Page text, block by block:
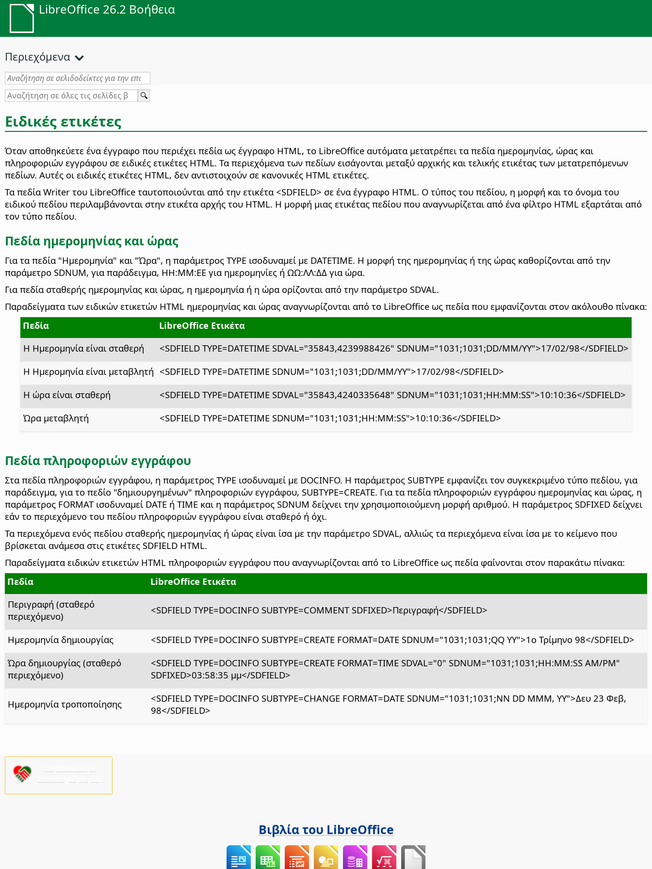
LibreOffice 26.2 Βοήθεια
Περιεχόμενα
Ειδικές ετικέτες
Όταν αποθηκεύετε ένα έγγραφο που περιέχει πεδία ως έγγραφο HTML, το LibreOffice αυτόματα μετατρέπει τα πεδία ημερομηνίας, ώρας και
πληροφοριών εγγράφου σε ειδικές ετικέτες HTML. Τα περιεχόμενα των πεδίων εισάγονται μεταξύ αρχικής και τελικής ετικέτας των μετατρεπόμενων
πεδίων. Αυτές οι ειδικές ετικέτες HTML, δεν αντιστοιχούν σε κανονικές HTML ετικέτες.
Τα πεδία Writer του LibreOffice ταυτοποιούνται από την ετικέτα <SDFIELD> σε ένα έγγραφο HTML. Ο τύπος του πεδίου, η μορφή και το όνομα του
ειδικού πεδίου περιλαμβάνονται στην ετικέτα αρχής του HTML. Η μορφή μιας ετικέτας πεδίου που αναγνωρίζεται από ένα φίλτρο HTML εξαρτάται από
τον τύπο πεδίου.
Πεδία ημερομηνίας και ώρας
Για τα πεδία "Ημερομηνία" και "Ώρα", η παράμετρος TYPE ισοδυναμεί με DATETIME. Η μορφή της ημερομηνίας ή της ώρας καθορίζονται από την
παράμετρο SDNUM, για παράδειγμα, ΗΗ:ΜΜ:ΕΕ για ημερομηνίες ή ΩΩ:ΛΛ:ΔΔ για ώρα.
Για πεδία σταθερής ημερομηνίας και ώρας, η ημερομηνία ή η ώρα ορίζονται από την παράμετρο SDVAL.
Παραδείγματα των ειδικών ετικετών HTML ημερομηνίας και ώρας αναγνωρίζονται από το LibreOffice ως πεδία που εμφανίζονται στον ακόλουθο πίνακα:
Πεδία
LibreOffice Ετικέτα
Η Ημερομηνία είναι σταθερή
<SDFIELD TYPE=DATETIME SDVAL="35843,4239988426" SDNUM="1031;1031;DD/MM/YY">17/02/98</SDFIELD>
Η Ημερομηνία είναι μεταβλητή <SDFIELD TYPE=DATETIME SDNUM="1031;1031;DD/MM/YY">17/02/98</SDFIELD>
Η ώρα είναι σταθερή
<SDFIELD TYPE=DATETIME SDVAL="35843,4240335648" SDNUM="1031;1031;HH:MM:SS">10:10:36</SDFIELD>
Ώρα μεταβλητή
<SDFIELD TYPE=DATETIME SDNUM="1031;1031;HH:MM:SS">10:10:36</SDFIELD>
Πεδία πληροφοριών εγγράφου
Στα πεδία πληροφοριών εγγράφου, η παράμετρος TYPE ισοδυναμεί με DOCINFO. Η παράμετρος SUBTYPE εμφανίζει τον συγκεκριμένο τύπο πεδίου, για
παράδειγμα, για το πεδίο "δημιουργημένων" πληροφοριών εγγράφου, SUBTYPE=CREATE. Για τα πεδία πληροφοριών εγγράφου ημερομηνίας και ώρας, η
παράμετρος FORMAT ισοδυναμεί DATE ή TIME και η παράμετρος SDNUM δείχνει την χρησιμοποιούμενη μορφή αριθμού. Η παράμετρος SDFIXED δείχνει
εάν το περιεχόμενο του πεδίου πληροφοριών εγγράφου είναι σταθερό ή όχι.
Τα περιεχόμενα ενός πεδίου σταθερής ημερομηνίας ή ώρας είναι ίσα με την παράμετρο SDVAL, αλλιώς τα περιεχόμενα είναι ίσα με το κείμενο που
βρίσκεται ανάμεσα στις ετικέτες SDFIELD HTML.
Παραδείγματα ειδικών ετικετών HTML πληροφοριών εγγράφου που αναγνωρίζονται από το LibreOffice ως πεδία φαίνονται στον παρακάτω πίνακα:
Πεδία
LibreOffice Ετικέτα
Περιγραφή (σταθερό
περιεχόμενο)
<SDFIELD TYPE=DOCINFO SUBTYPE=COMMENT SDFIXED>Περιγραφή</SDFIELD>
Ημερομηνία δημιουργίας
<SDFIELD TYPE=DOCINFO SUBTYPE=CREATE FORMAT=DATE SDNUM="1031;1031;QQ YY">1ο Τρίμηνο 98</SDFIELD>
Ώρα δημιουργίας (σταθερό
περιεχόμενο)
<SDFIELD TYPE=DOCINFO SUBTYPE=CREATE FORMAT=TIME SDVAL="0" SDNUM="1031;1031;HH:MM:SS AM/PM"
SDFIXED>03:58:35 μμ</SDFIELD>
Ημερομηνία τροποποίησης
<SDFIELD TYPE=DOCINFO SUBTYPE=CHANGE FORMAT=DATE SDNUM="1031;1031;NN DD MMM, YY">Δευ 23 Φεβ,
98</SDFIELD>
Βιβλία του LibreOffice